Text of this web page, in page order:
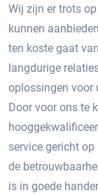
Wij zijn er trots
kunnen
ten koste gaat
langdurige
oplossingen voor
Door voor ons te
service gericht
de
is in goede